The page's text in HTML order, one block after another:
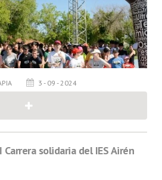
3 - 09 - 2024
solidaria del IES Airén